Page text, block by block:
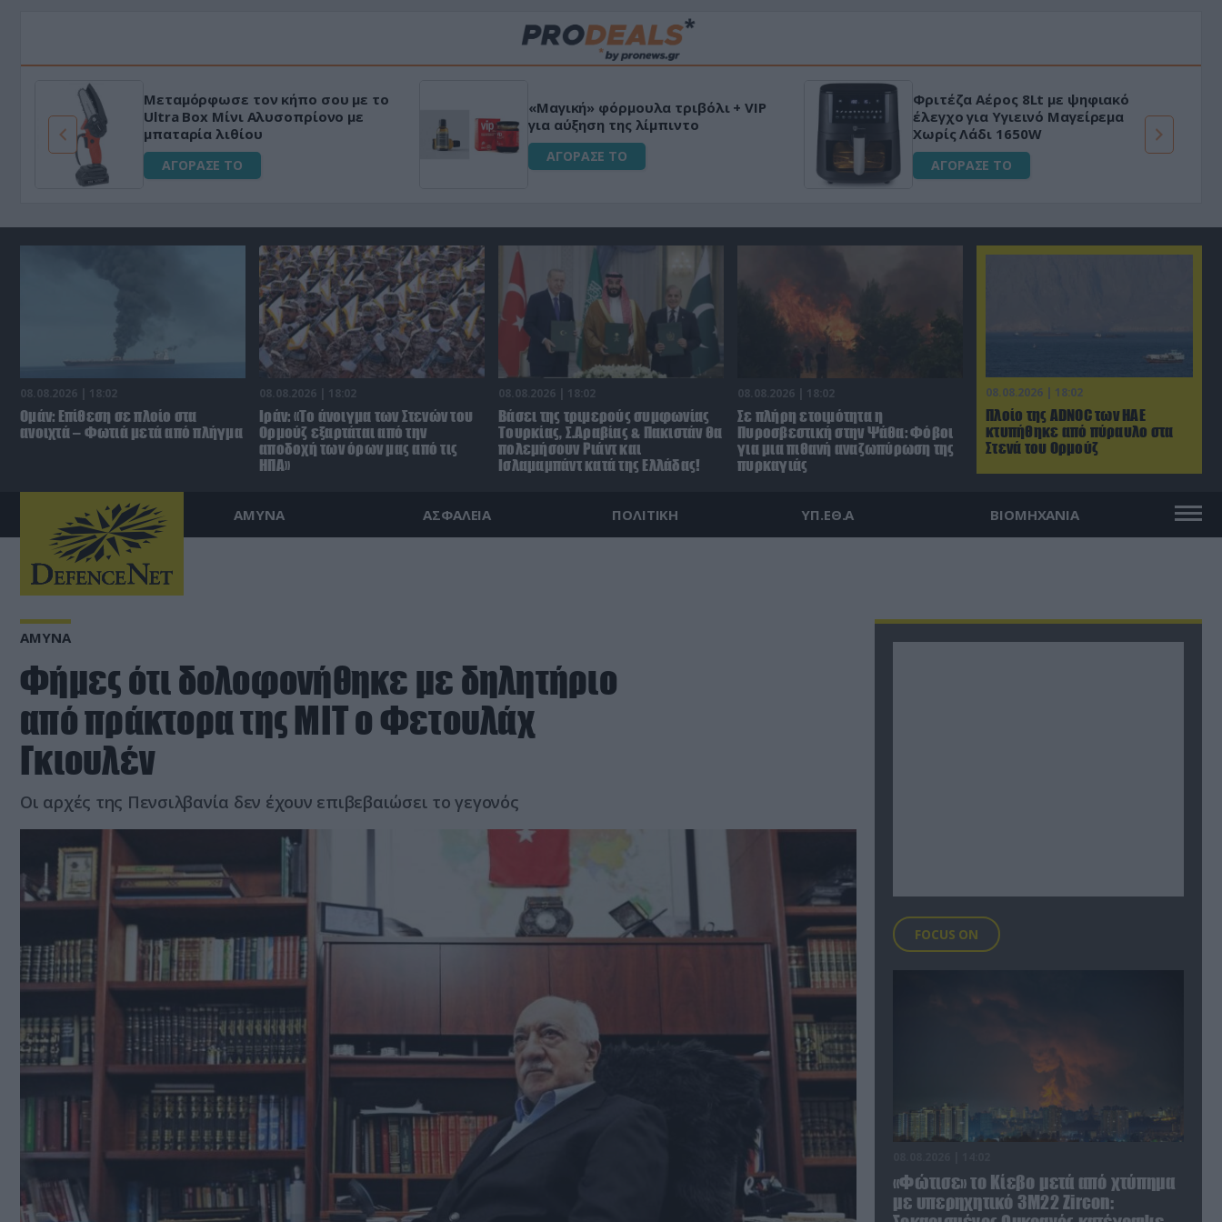
Μεταμόρφωσε τον κήπο σου με το
Ultra Box Μίνι Αλυσοπρίονο με
μπαταρία λιθίου
ΑΓΟΡΑΣΕ ΤΟ
«Μαγική» φόρμουλα τριβόλι + VIP
για αύξηση της λίμπιντο
ΑΓΟΡΑΣΕ ΤΟ
Φριτέζα Αέρος 8Lt με ψηφιακό
έλεγχο για Υγιεινό Μαγείρεμα
Χωρίς Λάδι 1650W
ΑΓΟΡΑΣΕ ΤΟ
08.08.2026 | 18:02
Πλοίο της ADNOC των ΗΑΕ
κτυπήθηκε από πύραυλο στα
Στενά του Ορμούζ
08.08.2026 | 18:02
Ομάν: Επίθεση σε πλοίο στα
ανοιχτά – Φωτιά μετά από πλήγμα
08.08.2026 | 18:02
Ιράν: «Το άνοιγμα των Στενών του
Ορμούζ εξαρτάται από την
αποδοχή των όρων μας από τις
ΗΠΑ»
08.08.2026 | 18:02
Βάσει της τριμερούς συμφωνίας
Τουρκίας, Σ.Αραβίας & Πακιστάν θα
πολεμήσουν Ριάντ και
Ισλαμαμπάντ κατά της Ελλάδας!
08.08.2026 | 18:02
Σε πλήρη ετοιμότητα η
Πυροσβεστική στην Ψάθα: Φόβοι
για μια πιθανή αναζωπύρωση της
πυρκαγιάς
ΑΜΥΝΑ ΑΣΦΑΛΕΙΑ ΠΟΛΙΤΙΚΗ ΥΠ.ΕΘ.Α ΒΙΟΜΗΧΑΝΙΑ
ΑΜΥΝΑ
Φήμες ότι δολοφονήθηκε με δηλητήριο
από πράκτορα της ΜΙΤ ο Φετουλάχ
Γκιουλέν
Οι αρχές της Πενσιλβανία δεν έχουν επιβεβαιώσει το γεγονός
FOCUS ON
«Φώτισε» το Κίεβο μετά από χτύπημα
με υπερηχητικό 3M22 Zircon: